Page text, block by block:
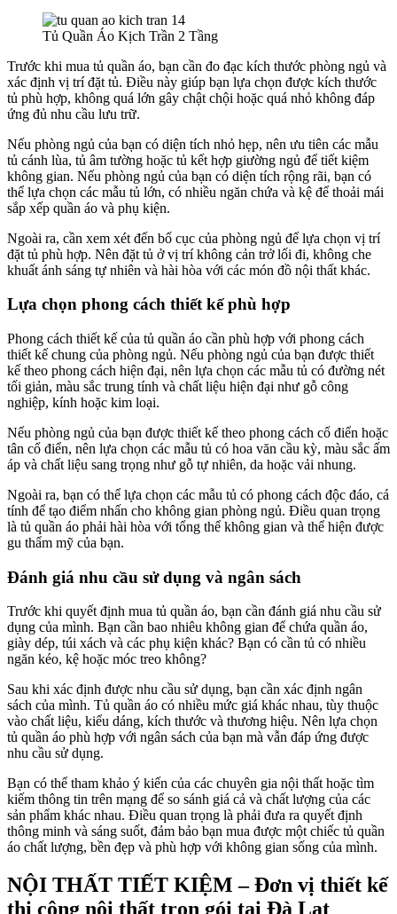
Tủ Quần Áo Kịch Trần 2 Tầng
Trước khi mua tủ quần áo, bạn cần đo đạc kích thước phòng ngủ và
xác định vị trí đặt tủ. Điều này giúp bạn lựa chọn được kích thước
tủ phù hợp, không quá lớn gây chật chội hoặc quá nhỏ không đáp
ứng đủ nhu cầu lưu trữ.
Nếu phòng ngủ của bạn có diện tích nhỏ hẹp, nên ưu tiên các mẫu
tủ cánh lùa, tủ âm tường hoặc tủ kết hợp giường ngủ để tiết kiệm
không gian. Nếu phòng ngủ của bạn có diện tích rộng rãi, bạn có
thể lựa chọn các mẫu tủ lớn, có nhiều ngăn chứa và kệ để thoải mái
sắp xếp quần áo và phụ kiện.
Ngoài ra, cần xem xét đến bố cục của phòng ngủ để lựa chọn vị trí
đặt tủ phù hợp. Nên đặt tủ ở vị trí không cản trở lối đi, không che
khuất ánh sáng tự nhiên và hài hòa với các món đồ nội thất khác.
Lựa chọn phong cách thiết kế phù hợp
Phong cách thiết kế của tủ quần áo cần phù hợp với phong cách
thiết kế chung của phòng ngủ. Nếu phòng ngủ của bạn được thiết
kế theo phong cách hiện đại, nên lựa chọn các mẫu tủ có đường nét
tối giản, màu sắc trung tính và chất liệu hiện đại như gỗ công
nghiệp, kính hoặc kim loại.
Nếu phòng ngủ của bạn được thiết kế theo phong cách cổ điển hoặc
tân cổ điển, nên lựa chọn các mẫu tủ có hoa văn cầu kỳ, màu sắc ấm
áp và chất liệu sang trọng như gỗ tự nhiên, da hoặc vải nhung.
Ngoài ra, bạn có thể lựa chọn các mẫu tủ có phong cách độc đáo, cá
tính để tạo điểm nhấn cho không gian phòng ngủ. Điều quan trọng
là tủ quần áo phải hài hòa với tổng thể không gian và thể hiện được
gu thẩm mỹ của bạn.
Đánh giá nhu cầu sử dụng và ngân sách
Trước khi quyết định mua tủ quần áo, bạn cần đánh giá nhu cầu sử
dụng của mình. Bạn cần bao nhiêu không gian để chứa quần áo,
giày dép, túi xách và các phụ kiện khác? Bạn có cần tủ có nhiều
ngăn kéo, kệ hoặc móc treo không?
Sau khi xác định được nhu cầu sử dụng, bạn cần xác định ngân
sách của mình. Tủ quần áo có nhiều mức giá khác nhau, tùy thuộc
vào chất liệu, kiểu dáng, kích thước và thương hiệu. Nên lựa chọn
tủ quần áo phù hợp với ngân sách của bạn mà vẫn đáp ứng được
nhu cầu sử dụng.
Bạn có thể tham khảo ý kiến của các chuyên gia nội thất hoặc tìm
kiếm thông tin trên mạng để so sánh giá cả và chất lượng của các
sản phẩm khác nhau. Điều quan trọng là phải đưa ra quyết định
thông minh và sáng suốt, đảm bảo bạn mua được một chiếc tủ quần
áo chất lượng, bền đẹp và phù hợp với không gian sống của mình.
NỘI THẤT TIẾT KIỆM – Đơn vị thiết kế
thi công nội thất trọn gói tại Đà Lạt